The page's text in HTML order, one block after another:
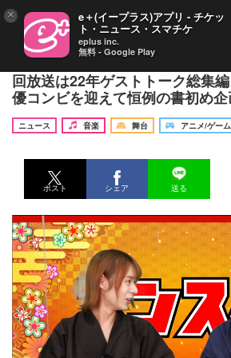
大平峻也と桜村眞がMCで贈る『
回放送は22年ゲストトーク総集
優コンビを迎えて恒例の書初め
ニュース 音楽 舞台
アニメ/ゲーム
ポスト シェア 送る
× e＋(イープラス)アプリ - チケッ
ト・ニュース・スマチケ
eplus inc.
無料 - Google Play